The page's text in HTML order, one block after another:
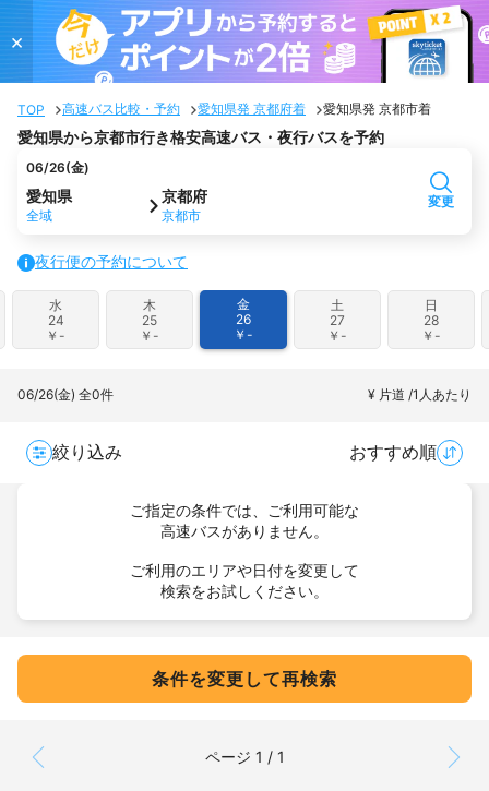
×
TOP 高速バス比較・予約 愛知県発 京都府着 愛知県発 京都市着
愛知県から京都市行き格安高速バス・夜行バスを予約
06/26(金)
愛知県
全域
京都府
京都市
変更
夜行便の予約について
水
24
￥-
木
25
￥-
金
26
￥-
土
27
￥-
日
28
￥-
06/26(金) 全0件 ¥ 片道 /1人あたり
絞り込み おすすめ順
ご指定の条件では、ご利用可能な
高速バスがありません。
ご利用のエリアや日付を変更して
検索をお試しください。
条件を変更して再検索
ページ 1 / 1